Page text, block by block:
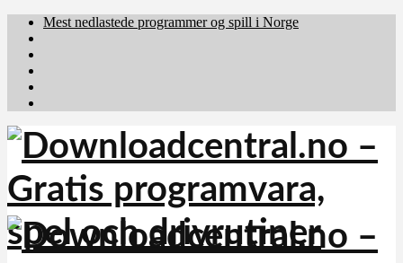
Mest nedlastede programmer og spill i Norge